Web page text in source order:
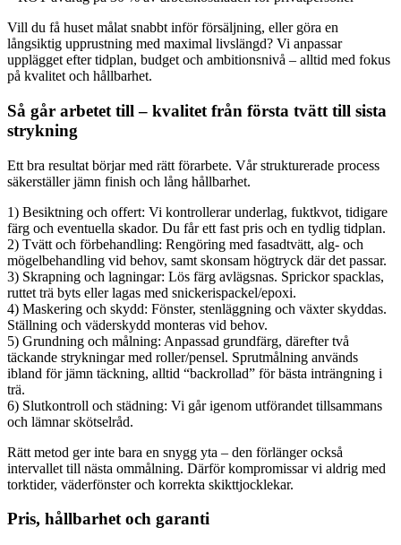
Vill du få huset målat snabbt inför försäljning, eller göra en
långsiktig upprustning med maximal livslängd? Vi anpassar
upplägget efter tidplan, budget och ambitionsnivå – alltid med fokus
på kvalitet och hållbarhet.
Så går arbetet till – kvalitet från första tvätt till sista
strykning
Ett bra resultat börjar med rätt förarbete. Vår strukturerade process
säkerställer jämn finish och lång hållbarhet.
1) Besiktning och offert: Vi kontrollerar underlag, fuktkvot, tidigare
färg och eventuella skador. Du får ett fast pris och en tydlig tidplan.
2) Tvätt och förbehandling: Rengöring med fasadtvätt, alg- och
mögelbehandling vid behov, samt skonsam högtryck där det passar.
3) Skrapning och lagningar: Lös färg avlägsnas. Sprickor spacklas,
ruttet trä byts eller lagas med snickerispackel/epoxi.
4) Maskering och skydd: Fönster, stenläggning och växter skyddas.
Ställning och väderskydd monteras vid behov.
5) Grundning och målning: Anpassad grundfärg, därefter två
täckande strykningar med roller/pensel. Sprutmålning används
ibland för jämn täckning, alltid “backrollad” för bästa inträngning i
trä.
6) Slutkontroll och städning: Vi går igenom utförandet tillsammans
och lämnar skötselråd.
Rätt metod ger inte bara en snygg yta – den förlänger också
intervallet till nästa ommålning. Därför kompromissar vi aldrig med
torktider, väderfönster och korrekta skikttjocklekar.
Pris, hållbarhet och garanti